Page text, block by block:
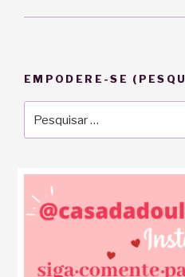
EMPODERE-SE
por: